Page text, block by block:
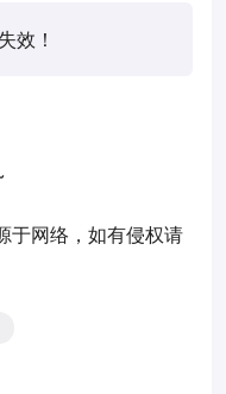
效！
于网络，如有侵权请